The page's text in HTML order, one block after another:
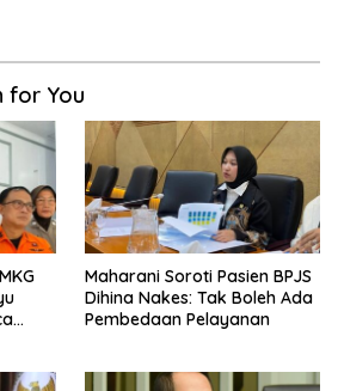
for You
Maharani Soroti Pasien BPJS
Dihina Nakes: Tak Boleh Ada
Pembedaan Pelayanan